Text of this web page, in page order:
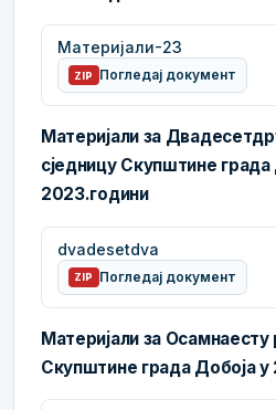
Материјали-23
ZIP Погледај документ
Материјали за
сједницу Скупштине града
2023.години
dvadesetdva
ZIP Погледај документ
Материјали за Осамнаесту
Скупштине града Добоја у